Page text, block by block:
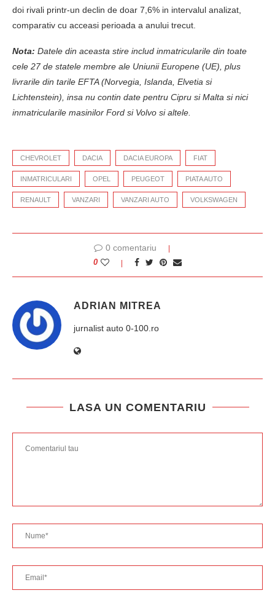
doi rivali printr-un declin de doar 7,6% in intervalul analizat,
comparativ cu acceasi perioada a anului trecut.
Nota: Datele din aceasta stire includ inmatricularile din toate
cele 27 de statele membre ale Uniunii Europene (UE), plus
livrarile din tarile EFTA (Norvegia, Islanda, Elvetia si
Lichtenstein), insa nu contin date pentru Cipru si Malta si nici
inmatricularile masinilor Ford si Volvo si altele.
CHEVROLET DACIA DACIA EUROPA FIAT
INMATRICULARI OPEL PEUGEOT PIATA AUTO
RENAULT VANZARI VANZARI AUTO VOLKSWAGEN
0 comentariu
0
ADRIAN MITREA
jurnalist auto 0-100.ro
LASA UN COMENTARIU